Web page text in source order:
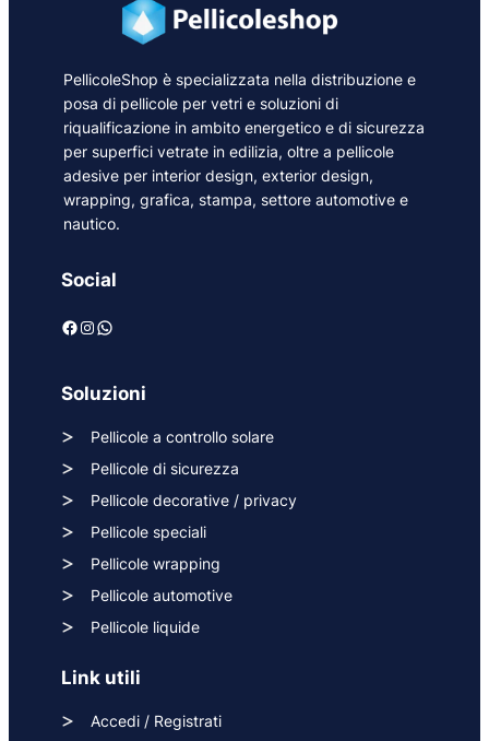
PellicoleShop è specializzata nella distribuzione e
posa di pellicole per vetri e soluzioni di
riqualificazione in ambito energetico e di sicurezza
per superfici vetrate in edilizia, oltre a pellicole
adesive per interior design, exterior design,
wrapping, grafica, stampa, settore automotive e
nautico.
Social
Facebook Instagram WhatsApp
Soluzioni
Pellicole a controllo solare
Pellicole di sicurezza
Pellicole decorative / privacy
Pellicole speciali
Pellicole wrapping
Pellicole automotive
Pellicole liquide
Link utili
Accedi / Registrati